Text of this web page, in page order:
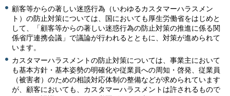
顧客等からの著しい迷惑行為（いわゆるカスタマーハラスメン
ト）の防止対策については、国においても厚生労働省をはじめと
して、「顧客等からの著しい迷惑行為の防止対策の推進に係る関
係省庁連携会議」で議論が行われるとともに、対策が進められて
います。
カスタマーハラスメントの防止対策については、事業主において
も基本方針・基本姿勢の明確化や従業員への周知・啓発、従業員
（被害者）のための相談対応体制の整備などが求められています
が、顧客においても、カスタマーハラスメントは許されるもので